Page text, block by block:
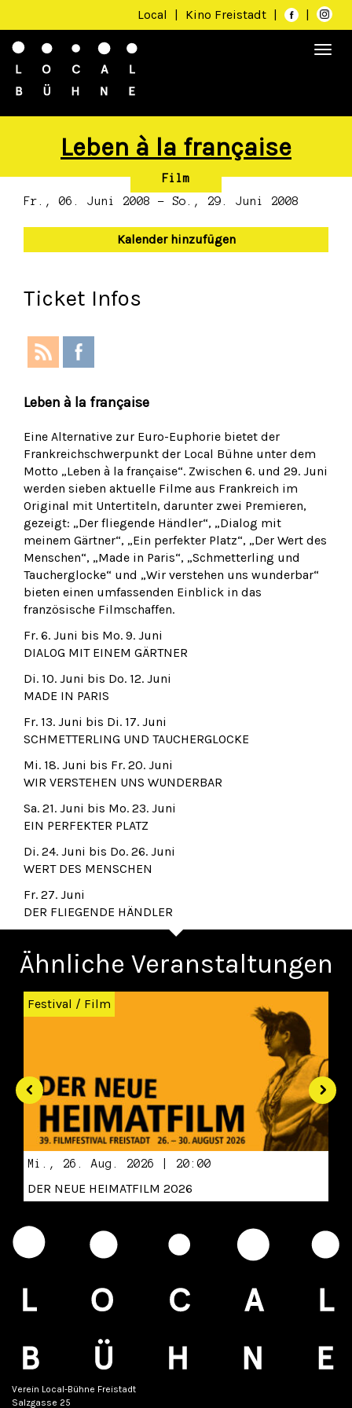
Local | Kino Freistadt | |
Leben à la française
Film
Fr., 06. Juni 2008 - So., 29. Juni 2008
Kalender hinzufügen
Ticket Infos
Leben à la française
Eine Alternative zur Euro-Euphorie bietet der
Frankreichschwerpunkt der Local Bühne unter dem
Motto „Leben à la française“. Zwischen 6. und 29. Juni
werden sieben aktuelle Filme aus Frankreich im
Original mit Untertiteln, darunter zwei Premieren,
gezeigt: „Der fliegende Händler“, „Dialog mit
meinem Gärtner“, „Ein perfekter Platz“, „Der Wert des
Menschen“, „Made in Paris“, „Schmetterling und
Taucherglocke“ und „Wir verstehen uns wunderbar“
bieten einen umfassenden Einblick in das
französische Filmschaffen.
Fr. 6. Juni bis Mo. 9. Juni
DIALOG MIT EINEM GÄRTNER
Di. 10. Juni bis Do. 12. Juni
MADE IN PARIS
Fr. 13. Juni bis Di. 17. Juni
SCHMETTERLING UND TAUCHERGLOCKE
Mi. 18. Juni bis Fr. 20. Juni
WIR VERSTEHEN UNS WUNDERBAR
Sa. 21. Juni bis Mo. 23. Juni
EIN PERFEKTER PLATZ
Di. 24. Juni bis Do. 26. Juni
WERT DES MENSCHEN
Fr. 27. Juni
DER FLIEGENDE HÄNDLER
Ähnliche Veranstaltungen
Zurück
Festival / Film
Mi., 26. Aug. 2026 | 20:00
DER NEUE HEIMATFILM 2026
Verein Local-Bühne Freistadt
Salzgasse 25